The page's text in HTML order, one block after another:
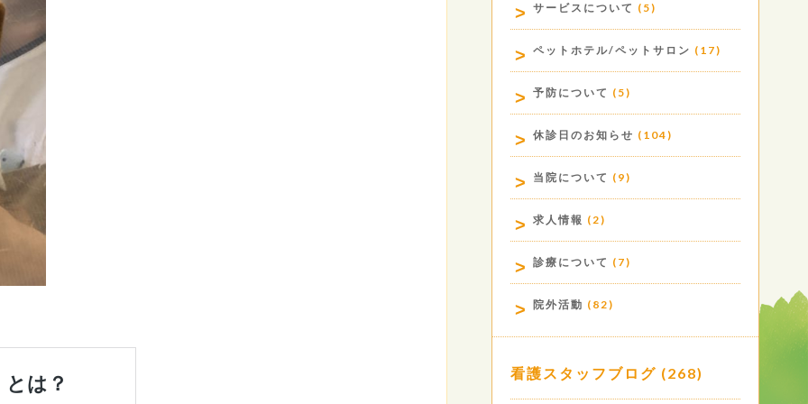
サービスについて (5)
ペットホテル/ペットサロン (17)
予防について (5)
休診日のお知らせ (104)
当院について (9)
求人情報 (2)
診療について (7)
院外活動 (82)
看護スタッフブログ (268)